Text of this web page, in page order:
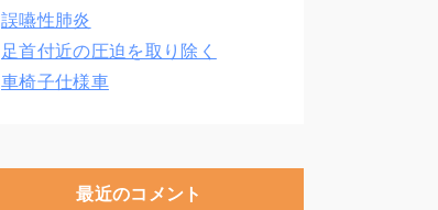
誤嚥性肺炎
足首付近の圧迫を取り除く
車椅子仕様車
最近のコメント